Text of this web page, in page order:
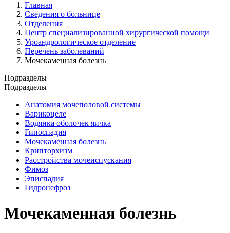
Главная
Сведения о больнице
Отделения
Центр специализированной хирургической помощи
Уроандрологическое отделение
Перечень заболеваний
Мочекаменная болезнь
Подразделы
Подразделы
Анатомия мочеполовой системы
Варикоцеле
Водянка оболочек яичка
Гипоспадия
Мочекаменная болезнь
Крипторхизм
Расстройства мочеиспускания
Фимоз
Эписпадия
Гидронефроз
Мочекаменная болезнь